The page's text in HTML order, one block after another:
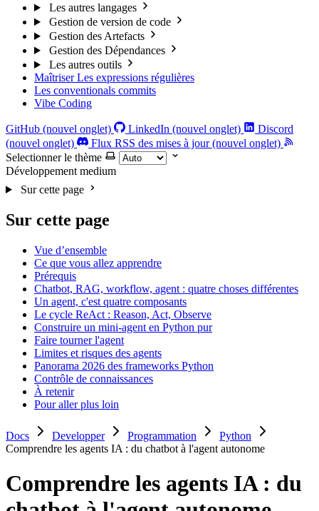
Les autres langages
Gestion de version de code
Gestion des Artefacts
Gestion des Dépendances
Les autres outils
Maîtriser Les expressions régulières
Les conventionals commits
Vibe Coding
GitHub (nouvel onglet) LinkedIn (nouvel onglet)
Discord
(nouvel onglet)
Flux RSS des mises à jour (nouvel onglet)
Selectionner le thème
Développement medium
Sur cette page
Sur cette page
Vue d’ensemble
Ce que vous allez apprendre
Prérequis
Chatbot, RAG, workflow, agent : quatre choses différentes
Un agent, c'est quatre composants
Le cycle ReAct : Reason, Act, Observe
Construire un mini-agent en Python pur
Faire tourner l'agent
Limites et risques des agents
Panorama 2026 des frameworks Python
Contrôle de connaissances
À retenir
Pour aller plus loin
Docs Developper Programmation
Python
Comprendre les agents IA : du chatbot à l'agent autonome
Comprendre les agents IA : du